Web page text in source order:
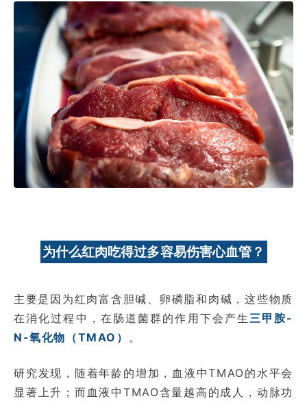
为什么红肉吃得过多容易伤害心血管？
主要是因为红肉富含胆碱、卵磷脂和肉碱，这些物质
在消化过程中，在肠道菌群的作用下会产生三甲胺-
N-氧化物（TMAO） 。
研究发现，随着年龄的增加，血液中TMAO的水平会
显著上升；而血液中TMAO含量越高的成人，动脉功